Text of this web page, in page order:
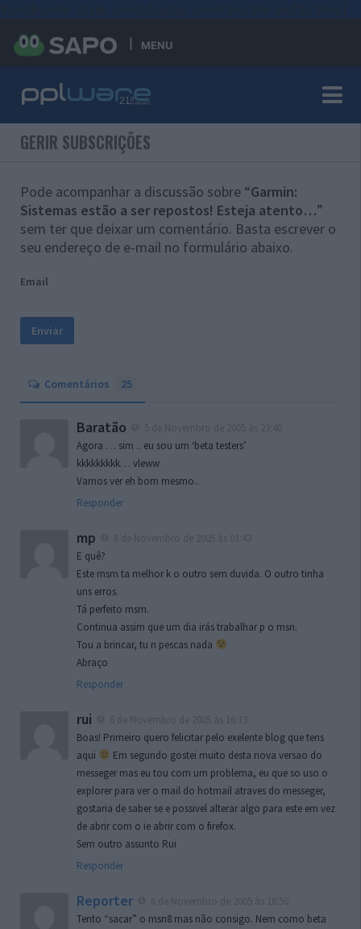
MENU
GERIR SUBSCRIÇÕES
Pode acompanhar a discussão sobre “Garmin:
Sistemas estão a ser repostos! Esteja atento…”
sem ter que deixar um comentário. Basta escrever o
seu endereço de e-mail no formulário abaixo.
Email
Comentários 25
Baratão
Agora … sim .. eu sou um ‘beta testers’
kkkkkkkkk… vleww
Vamos ver eh bom mesmo..
Responder
mp
E quê?
Este msm ta melhor k o outro sem duvida. O outro tinha
uns erros.
Tá perfeito msm.
Continua assim que um dia irás trabalhar p o msn.
Tou a brincar, tu n pescas nada
Abraço
Responder
rui
Boas! Primeiro quero felicitar pelo exelente blog que tens
aqui
Em segundo gostei muito desta nova versao do
messeger mas eu tou com um problema, eu que so uso o
explorer para ver o mail do hotmail atraves do messeger,
gostaria de saber se e possivel alterar algo para este em vez
de abrir com o ie abrir com o firefox.
Sem outro assunto Rui
Responder
Reporter
Tento “sacar” o msn8 mas não consigo. Nem como beta